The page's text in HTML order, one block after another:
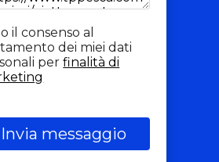
il consenso al
dei miei dati
perfinalità di
Invia messaggio